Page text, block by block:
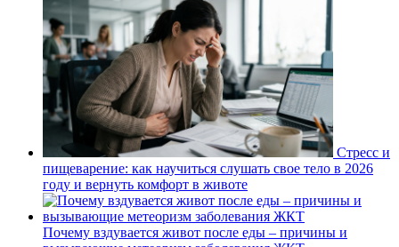
Стресс и
пищеварение: как научиться слушать свое тело в 2026
году и вернуть комфорт в животе
Почему вздувается живот после еды – причины и